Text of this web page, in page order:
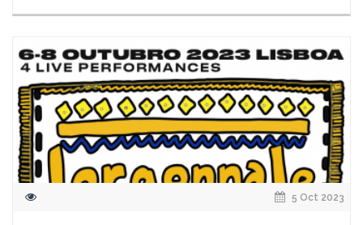
5 Oct 2023